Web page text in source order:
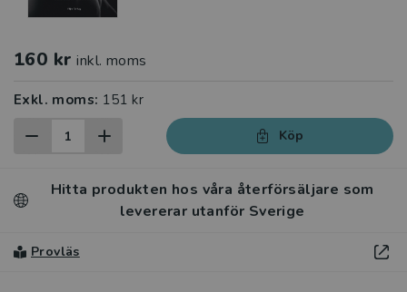
160 kr inkl. moms
Exkl. moms: 151 kr
Köp
Hitta produkten hos våra återförsäljare som
levererar utanför Sverige
Provläs